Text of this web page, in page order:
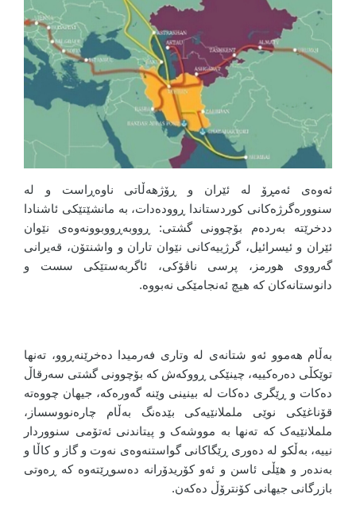
ئەوەی ئەمڕۆ لە ئێران و ڕۆژهەڵاتی ناوەڕاست و له
سنوورەگرژەکانی کوردستاندا ڕوودەدات، بە مانشێتێکی ئاشنادا
ددخرێتە بەردەم بۆچوونی گشتی: ڕووبەڕووبوونەوەی نێوان
ئێران و ئیسرائیل، گرژییەکانی نێوان تاران و واشنتۆن، قەیرانی
گەرووی هورمز، پرسی ناڤۆکی، ئاگربەستێکی سست و
دانوستانەکان کە هیچ ئەنجامێکی نەبووە.
بەڵام هەموو ئەو شتانەی لە وتاری فەرمیدا دەخرێنەڕوو، تەنها
توێکڵی دەرەکییە، چینێکی ڕووکەش کە بۆچوونی گشتی سەرقاڵ
دەکات و ڕێگری دەکات لە بینینی وێنە گەورەکە، جیهان چووەتە
قۆناغێکی نوێی ململانێیەکی بێدەنگ بەڵام چارەنووسساز،
ململانێیەک کە تەنها بە مووشەک و پیتاندنی ئەتۆمی سنووردار
نییە، بەڵکو لە دەوری ڕێگاکانی گواستنەوەی نەوت و گاز و کاڵا و
بەندەر و هێڵی ئاسن و ئەو کۆریدۆرانە دەسوڕێتەوە کە ڕەوتی
بازرگانی جیهانی کۆنترۆڵ دەکەن.